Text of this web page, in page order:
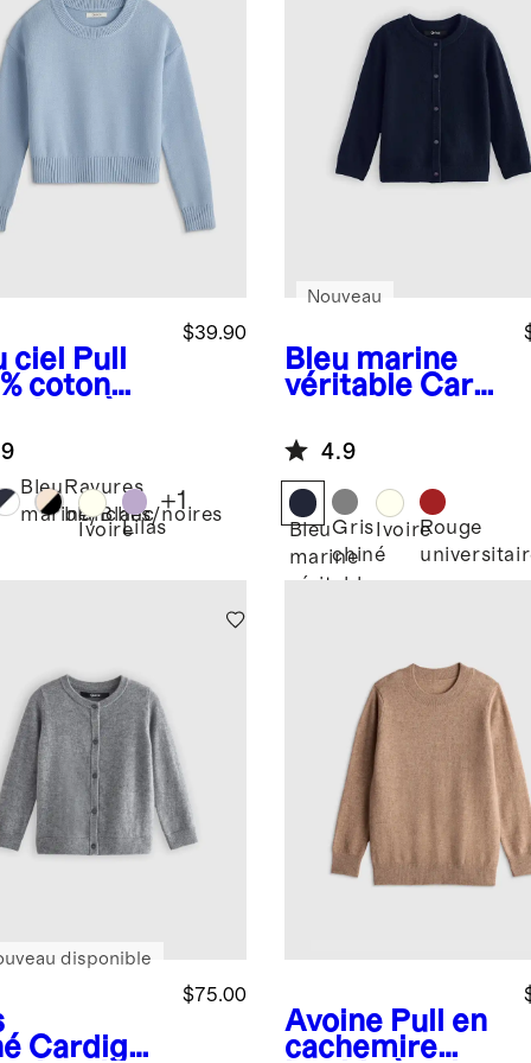
ciel
Pull
coton
$39.90
Bleu
marine/Blanc
Rayures
blanches/noires
IvoireLilas
+1
Bleu marine
véritable Cardi
cachemire
lavable
Nouveau
4.9
Bleu
marine
véritable
Gris
chiné
IvoireRouge
Cardigan
$75.00
disponible
Avoine Pull en
cachemire